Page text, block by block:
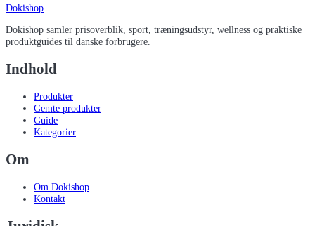
Dokishop
Dokishop samler prisoverblik, sport, træningsudstyr, wellness og praktiske
produktguides til danske forbrugere.
Indhold
Produkter
Gemte produkter
Guide
Kategorier
Om
Om Dokishop
Kontakt